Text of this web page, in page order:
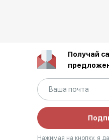
Получай
Нажимая на кнопку, я